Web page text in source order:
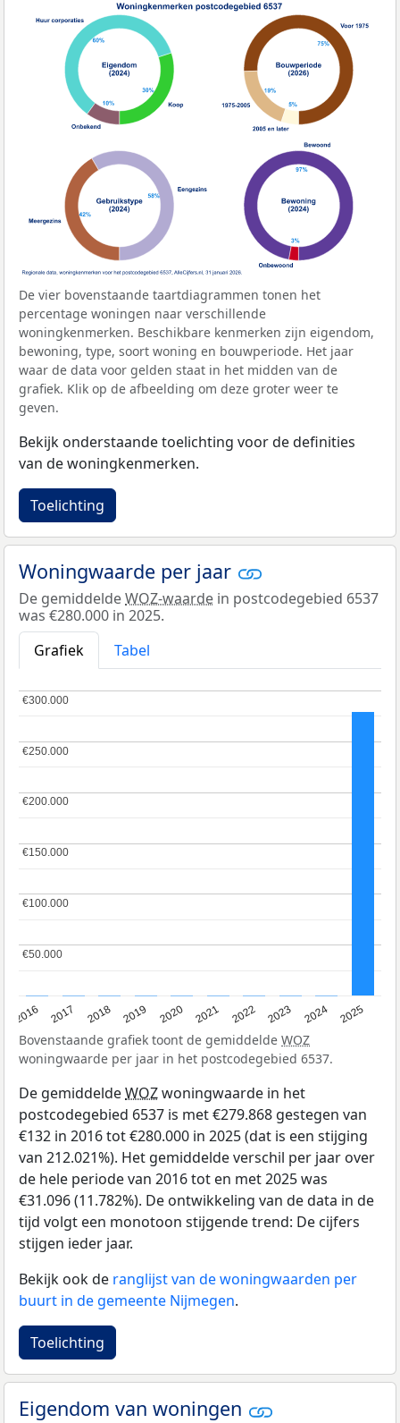
De vier bovenstaande taartdiagrammen tonen het
percentage woningen naar verschillende
woningkenmerken. Beschikbare kenmerken zijn eigendom,
bewoning, type, soort woning en bouwperiode. Het jaar
waar de data voor gelden staat in het midden van de
grafiek. Klik op de afbeelding om deze groter weer te
geven.
Bekijk onderstaande toelichting voor de definities
van de woningkenmerken.
Toelichting
Woningwaarde per jaar
De gemiddeldeWOZ-waarde in postcodegebied 6537
was €280.000 in 2025.
Grafiek
Tabel
2016 2017 2018 2019 2020 2021 2022 2023 2024 2025
€50.000
€50.000
€100.000
€100.000
€150.000
€150.000
€200.000
€200.000
€250.000
€250.000
€300.000
€300.000
Bovenstaande grafiek toont de gemiddelde WOZ
woningwaarde per jaar in het postcodegebied 6537.
De gemiddeldeWOZwoningwaarde in het
postcodegebied 6537 is met €279.868 gestegen van
€132 in 2016 tot €280.000 in 2025 (dat is een stijging
van 212.021%). Het gemiddelde verschil per jaar over
de hele periode van 2016 tot en met 2025 was
€31.096 (11.782%). De ontwikkeling van de data in de
tijd volgt een monotoon stijgende trend: De cijfers
stijgen ieder jaar.
Bekijk ook de ranglijst van de woningwaarden per
buurt in de gemeente Nijmegen.
Toelichting
Eigendom van woningen